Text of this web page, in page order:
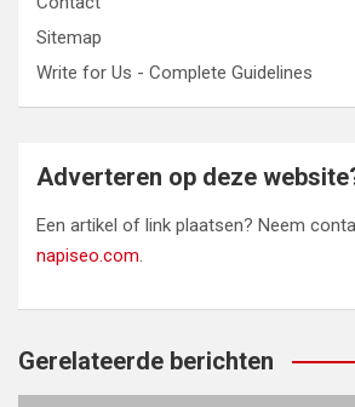
Sitemap
Write for Us - Complete Guidelines
Adverteren op deze
Een artikel of link plaatsen? Neem
napiseo.com
Gerelateerde berichten